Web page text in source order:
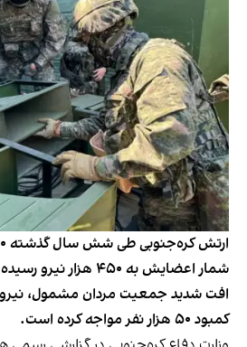
شمار اعضایش به ۴۵۰
افت شدید جمعیت مردان مشمول،
کمبود ۵۰ هزار نفر مواجه کرده است.